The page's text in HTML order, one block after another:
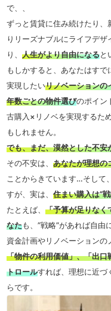
で、、
ずっと賃貸に住み続けたり
りリーズナブルにライフデ
り、人生がより自由になると
もしかすると、あなたはすで
実現したいリノベーションの
年数ごとの物件選びのポイン
古購入×リノベを実現するた
もしれません。
でも、まだ、漠然とした不安
その不安は、あなたが理想の
ことからきています…そして
すが、実は、住まい購入は”
たとえば、「予算が足りなく
なたも、”戦略”があれば自由
資金計画やリノベーションの
「物件の利用価値」、「出
トロールすれば、理想に近づ
らです。